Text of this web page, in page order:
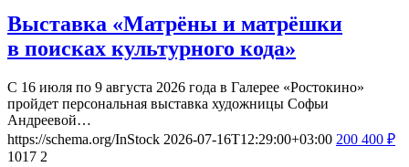
Выставка «Матрёны и матрёшки
в поисках культурного кода»
С 16 июля по 9 августа 2026 года в Галерее «Ростокино»
пройдет персональная выставка художницы Софьи
Андреевой…
https://schema.org/InStock 2026-07-16T12:29:00+03:00 200 400 ₽
1017 2